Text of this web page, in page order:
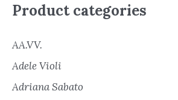
Product categories
AA.VV.
Adele Violi
Adriana Sabato